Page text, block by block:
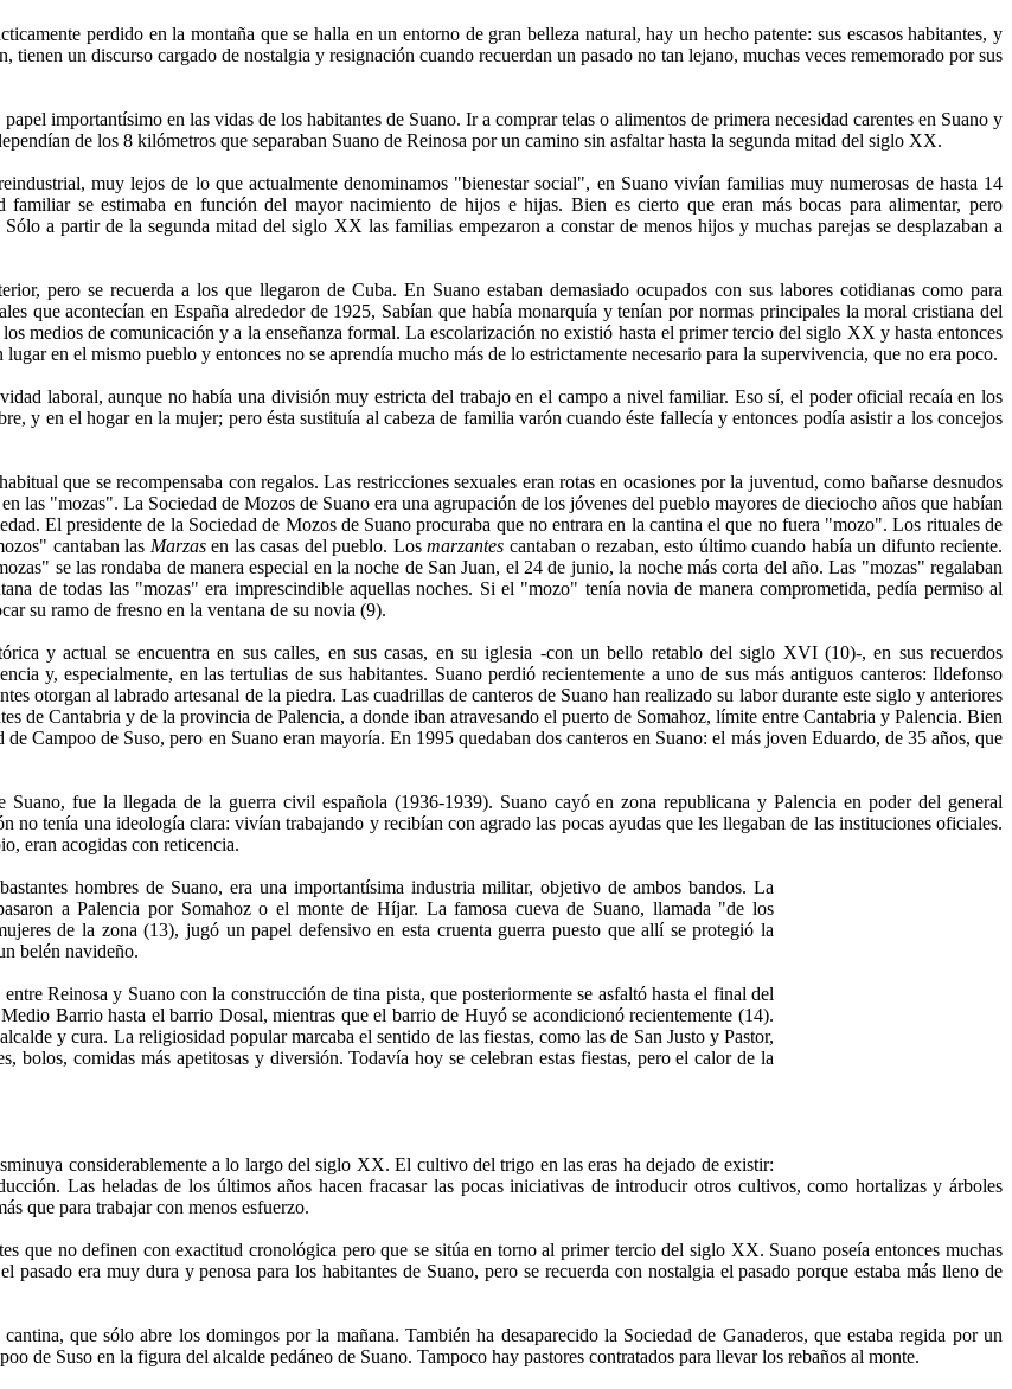
perdido en la montaña que se halla en un entorno de gran belleza natural, hay un hecho patente: sus escasos habitantes, y
tienen un discurso cargado de nostalgia y resignación cuando recuerdan un pasado no tan lejano, muchas veces rememorado por sus
importantísimo en las vidas de los habitantes de Suano. Ir a comprar telas o alimentos de primera necesidad carentes en Suano y
de los 8 kilómetros que separaban Suano de Reinosa por un camino sin asfaltar hasta la segunda mitad del siglo XX.
muy lejos de lo que actualmente denominamos "bienestar social", en Suano vivían familias muy numerosas de hasta 14
familiar se estimaba en función del mayor nacimiento de hijos e hijas. Bien es cierto que eran más bocas para alimentar, pero
Sólo a partir de la segunda mitad del siglo XX las familias empezaron a constar de menos hijos y muchas parejas se desplazaban a
pero se recuerda a los que llegaron de Cuba. En Suano estaban demasiado ocupados con sus labores cotidianas como para
que acontecían en España alrededor de 1925, Sabían que había monarquía y tenían por normas principales la moral cristiana del
medios de comunicación y a la enseñanza formal. La escolarización no existió hasta el primer tercio del siglo XX y hasta entonces
en el mismo pueblo y entonces no se aprendía mucho más de lo estrictamente necesario para la supervivencia, que no era poco.
laboral, aunque no había una división muy estricta del trabajo en el campo a nivel familiar. Eso sí, el poder oficial recaía en los
y en el hogar en la mujer; pero ésta sustituía al cabeza de familia varón cuando éste fallecía y entonces podía asistir a los concejos
que se recompensaba con regalos. Las restricciones sexuales eran rotas en ocasiones por la juventud, como bañarse desnudos
las "mozas". La Sociedad de Mozos de Suano era una agrupación de los jóvenes del pueblo mayores de dieciocho años que habían
El presidente de la Sociedad de Mozos de Suano procuraba que no entrara en la cantina el que no fuera "mozo". Los rituales de
cantaban las Marzas en las casas del pueblo. Los marzantes cantaban o rezaban, esto último cuando había un difunto reciente.
se las rondaba de manera especial en la noche de San Juan, el 24 de junio, la noche más corta del año. Las "mozas" regalaban
de todas las "mozas" era imprescindible aquellas noches. Si el "mozo" tenía novia de manera comprometida, pedía permiso al
su ramo de fresno en la ventana de su novia (9).
y actual se encuentra en sus calles, en sus casas, en su iglesia -con un bello retablo del siglo XVI (10)-, en sus recuerdos
y, especialmente, en las tertulias de sus habitantes. Suano perdió recientemente a uno de sus más antiguos canteros: Ildefonso
otorgan al labrado artesanal de la piedra. Las cuadrillas de canteros de Suano han realizado su labor durante este siglo y anteriores
de Cantabria y de la provincia de Palencia, a donde iban atravesando el puerto de Somahoz, límite entre Cantabria y Palencia. Bien
Campoo de Suso, pero en Suano eran mayoría. En 1995 quedaban dos canteros en Suano: el más joven Eduardo, de 35 años, que
fue la llegada de la guerra civil española (1936-1939). Suano cayó en zona republicana y Palencia en poder del general
tenía una ideología clara: vivían trabajando y recibían con agrado las pocas ayudas que les llegaban de las instituciones oficiales.
eran acogidas con reticencia.
hombres de Suano, era una importantísima industria militar, objetivo de ambos bandos. La
a Palencia por Somahoz o el monte de Híjar. La famosa cueva de Suano, llamada "de los
de la zona (13), jugó un papel defensivo en esta cruenta guerra puesto que allí se protegió la
belén navideño.
Reinosa y Suano con la construcción de tina pista, que posteriormente se asfaltó hasta el final del
Barrio hasta el barrio Dosal, mientras que el barrio de Huyó se acondicionó recientemente (14).
y cura. La religiosidad popular marcaba el sentido de las fiestas, como las de San Justo y Pastor,
bolos, comidas más apetitosas y diversión. Todavía hoy se celebran estas fiestas, pero el calor de la
considerablemente a lo largo del siglo XX. El cultivo del trigo en las eras ha dejado de existir:
Las heladas de los últimos años hacen fracasar las pocas iniciativas de introducir otros cultivos, como hortalizas y árboles
que para trabajar con menos esfuerzo.
que no definen con exactitud cronológica pero que se sitúa en torno al primer tercio del siglo XX. Suano poseía entonces muchas
era muy dura y penosa para los habitantes de Suano, pero se recuerda con nostalgia el pasado porque estaba más lleno de
que sólo abre los domingos por la mañana. También ha desaparecido la Sociedad de Ganaderos, que estaba regida por un
de Suso en la figura del alcalde pedáneo de Suano. Tampoco hay pastores contratados para llevar los rebaños al monte.